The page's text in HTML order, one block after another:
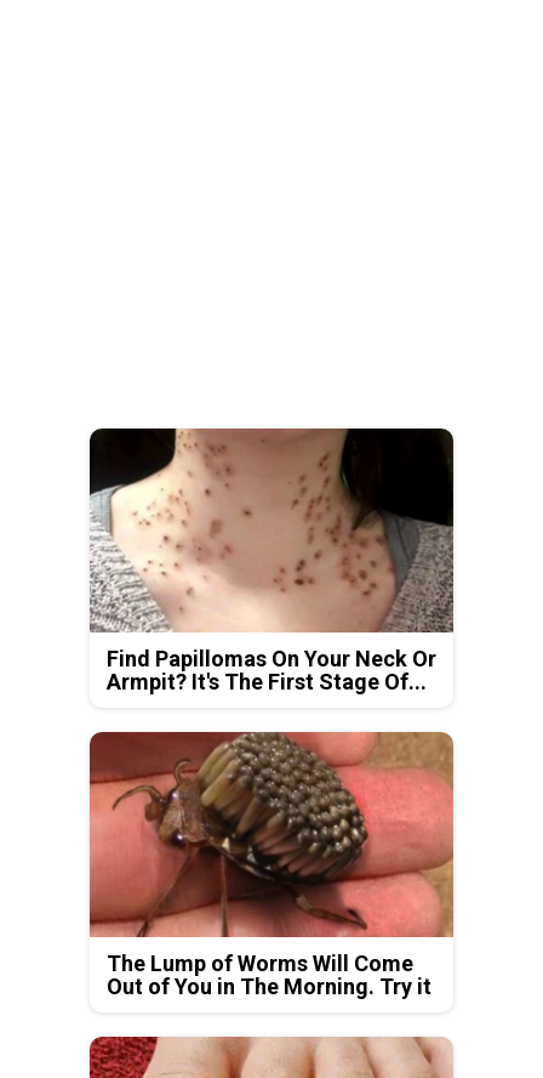
Find Papillomas On Your Neck Or
Armpit? It's The First Stage Of...
The Lump of Worms Will Come
Out of You in The Morning. Try it